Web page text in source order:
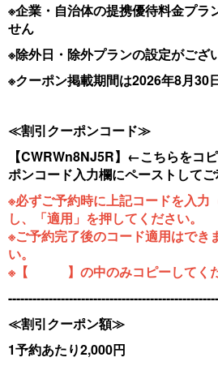
※企業・自治体の提携優待料金プラ
せん
※除外日・除外プランの設定がござ
※クーポン掲載期間は2026年8月30
≪割引クーポンコード≫
【CWRWn8NJ5R】←こちらをコ
ポンコード入力欄にペーストして
※必ずご予約時に上記コードを入力
し、「適用」を押してください。
※ご予約完了後のコード適用はでき
い。
※【 】の中のみコピーしてくだ
≪割引クーポン額≫
1予約あたり2,000円